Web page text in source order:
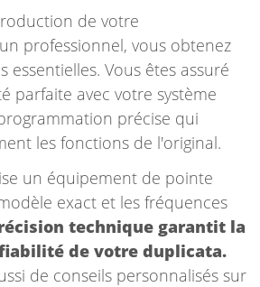
de votre
professionnel, vous obtenez
essentielles. Vous êtes assuré
parfaite avec votre système
précise qui
les fonctions de l'original.
un équipement de pointe
exact et les fréquences
technique garantit la
de votre duplicata.
de conseils personnalisés sur